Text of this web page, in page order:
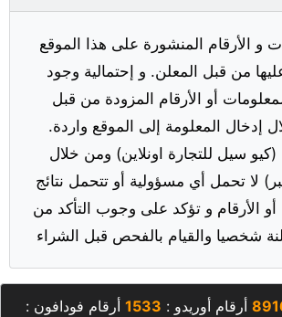
و الأرقام المنشورة على هذا الموقع
من قبل المعلن. و إحتمالية وجود
أو الأرقام المزودة من قبل
إدخال المعلومة إلى الموقع واردة.
سيل للتجارة اونلاين) ومن خلال
لا تحمل أي مسؤولية أو تتحمل نتائج
الأرقام و تؤكد على وجوب التأكد من
أرقام أوريدو : 1533 أرقام فودافون :